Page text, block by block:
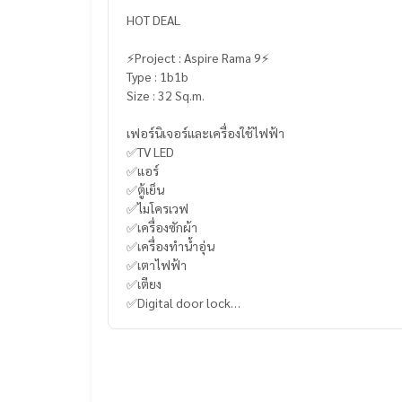
HOT DEAL
⚡️Project : Aspire Rama 9⚡️
Type : 1b1b
Size : 32 Sq.m.
เฟอร์นิเจอร์และเครื่องใช้ไฟฟ้า
✅TV LED
✅แอร์
✅ตู้เย็น
✅ไมโครเวฟ
✅เครื่องซักผ้า
✅เครื่องทำน้ำอุ่น
✅เตาไฟฟ้า
✅เตียง
✅Digital door lock